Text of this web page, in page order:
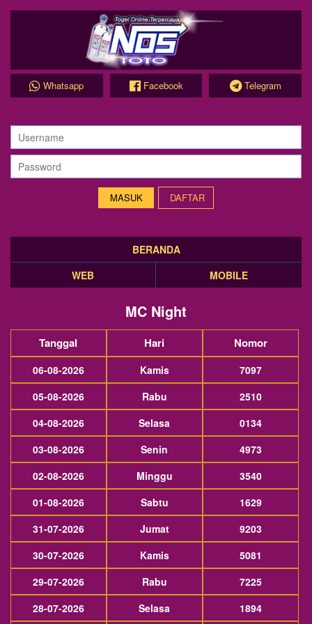
Whatsapp Facebook Telegram
DAFTAR
BERANDA
WEB
MOBILE
MC Night
Tanggal Hari Nomor
06-08-2026 Kamis
7097
05-08-2026
Rabu
2510
04-08-2026
Selasa
0134
03-08-2026
Senin
4973
02-08-2026
Minggu
3540
01-08-2026
Sabtu
1629
31-07-2026
Jumat
9203
30-07-2026
Kamis
5081
29-07-2026
Rabu
7225
28-07-2026
Selasa 1894